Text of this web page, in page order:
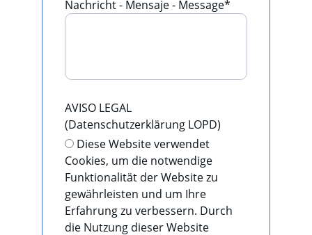
Nachricht - Mensaje - Message*
AVISO LEGAL
(Datenschutzerklärung LOPD)
Diese Website verwendet
Cookies, um die notwendige
Funktionalität der Website zu
gewährleisten und um Ihre
Erfahrung zu verbessern. Durch
die Nutzung dieser Website